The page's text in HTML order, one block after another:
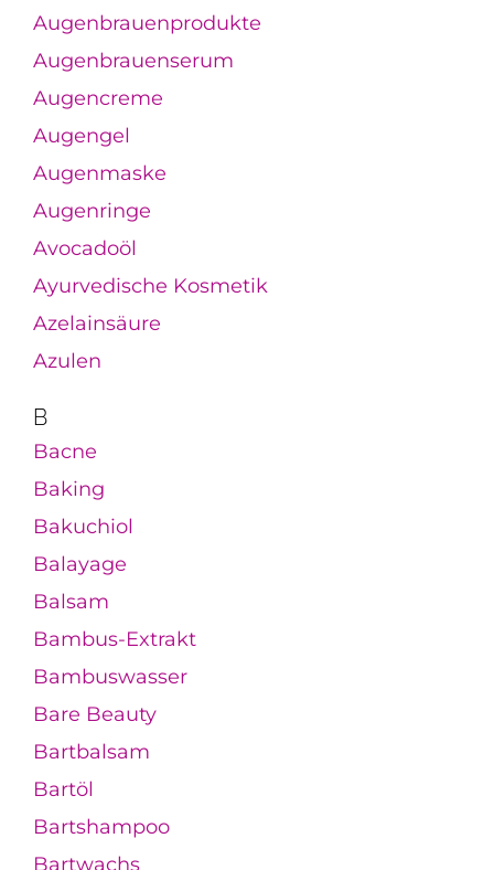
Augenbrauenprodukte
Augenbrauenserum
Augencreme
Augengel
Augenmaske
Augenringe
Avocadoöl
Ayurvedische Kosmetik
Azelainsäure
Azulen
B
Bacne
Baking
Bakuchiol
Balayage
Balsam
Bambus-Extrakt
Bambuswasser
Bare Beauty
Bartbalsam
Bartöl
Bartshampoo
Bartwachs